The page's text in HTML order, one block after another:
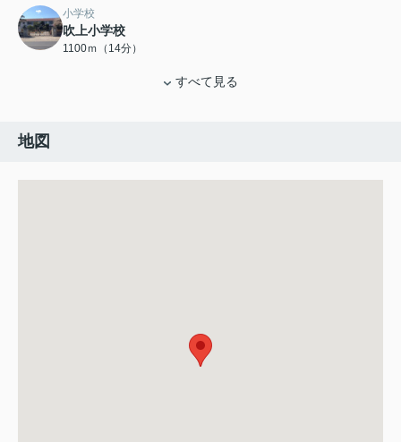
小学校
吹上小学校
1100ｍ（14分）
すべて見る
地図